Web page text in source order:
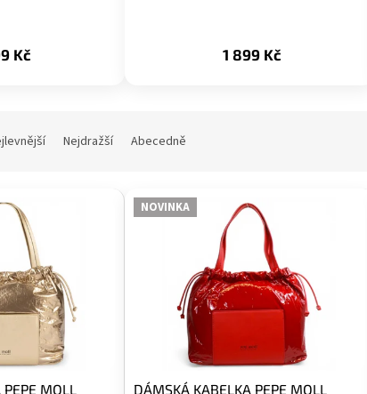
Kč 1 899 Kč
Nejdražší Abecedně
MOLL
NOVINKA
DÁMSKÁ KABELKA PEPE MOLL